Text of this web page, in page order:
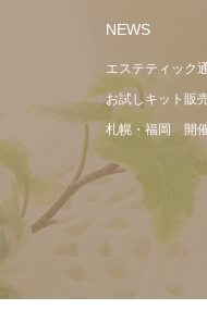
NEWS
エステティック
お試しキット販
札幌・福岡 開催